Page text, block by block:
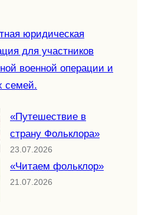
юридическая
для участников
военной операции и
семей.
«Путешествие в
страну Фольклора»
23.07.2026
«Читаем фольклор»
21.07.2026